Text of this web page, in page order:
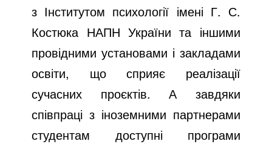
з Інститутом психології імені Г. С.
Костюка НАПН України та іншими
провідними установами і закладами
освіти, що сприяє реалізації
сучасних проєктів. А завдяки
співпраці з іноземними партнерами
студентам доступні програми